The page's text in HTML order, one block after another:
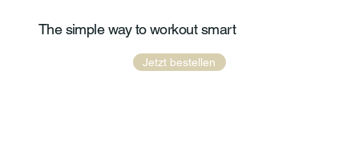
The simple way to workout smart
Jetzt bestellen